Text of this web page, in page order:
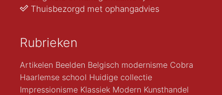
Thuisbezorgd met ophangadvies
Rubrieken
Artikelen Beelden Belgisch modernisme Cobra
Haarlemse school Huidige collectie
Impressionisme Klassiek Modern Kunsthandel